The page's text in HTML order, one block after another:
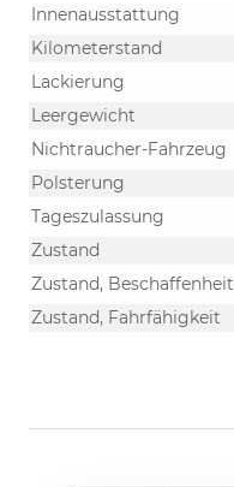
Innenausstattung
Kilometerstand
Lackierung
Leergewicht
Nichtraucher-Fahrzeug
Polsterung
Tageszulassung
Zustand
Zustand, Beschaffenheit
Zustand, Fahrfähigkeit